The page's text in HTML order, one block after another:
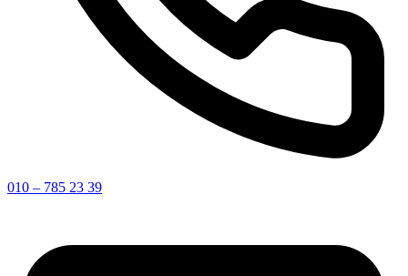
010 – 785 23 39